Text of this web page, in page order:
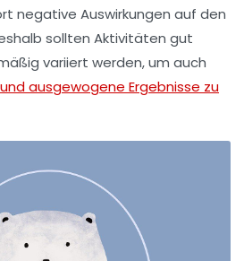
negative Auswirkungen auf den
sollten Aktivitäten gut
variiert werden, um auch
und ausgewogene Ergebnisse zu